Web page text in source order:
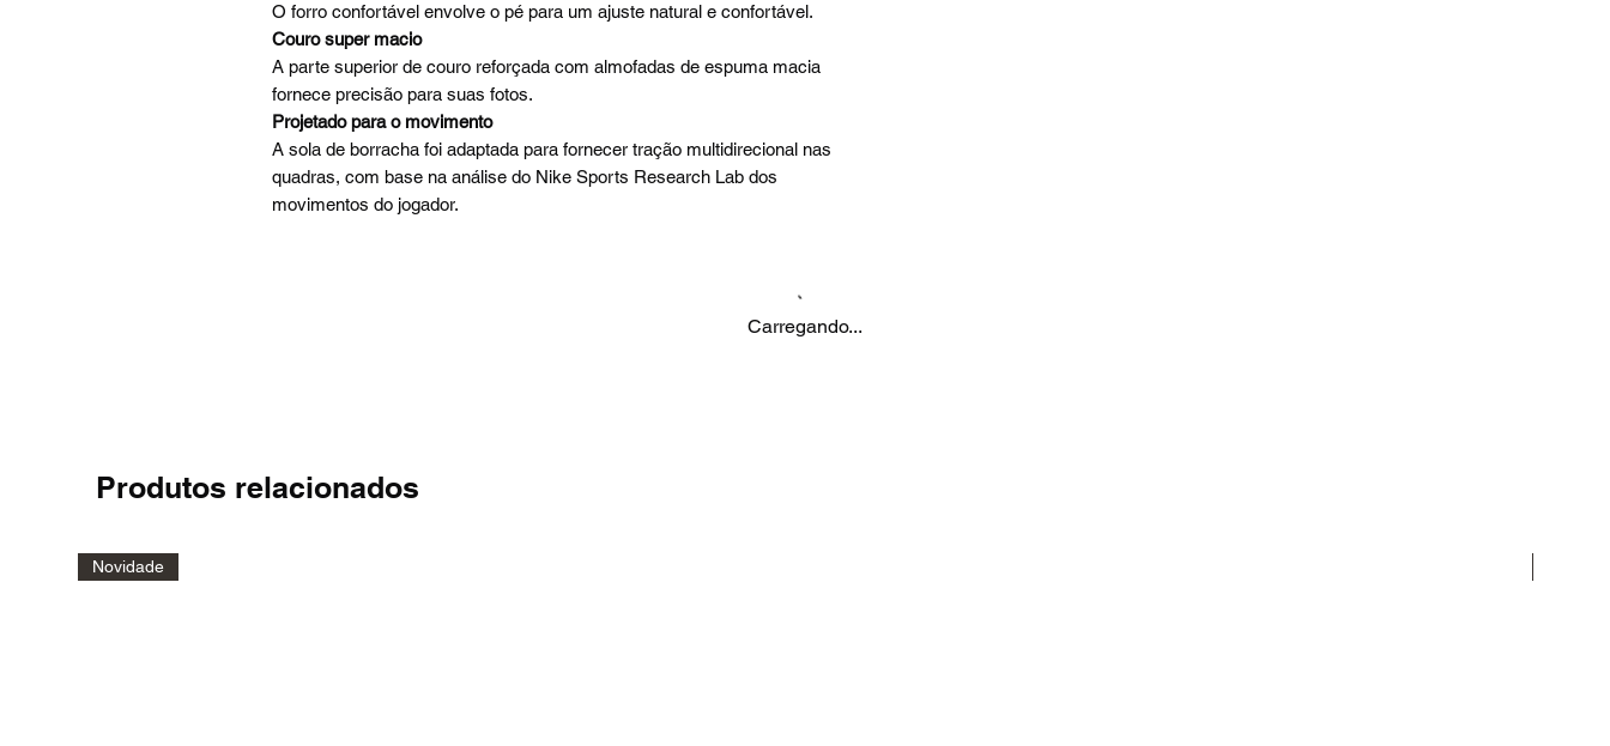
O forro confortável envolve o pé para um ajuste natural e confortável.
Couro super macio
A parte superior de couro reforçada com almofadas de espuma macia
fornece precisão para suas fotos.
Projetado para o movimento
A sola de borracha foi adaptada para fornecer tração multidirecional nas
quadras, com base na análise do Nike Sports Research Lab dos
movimentos do jogador.
Carregando...
Produtos relacionados
Novidade